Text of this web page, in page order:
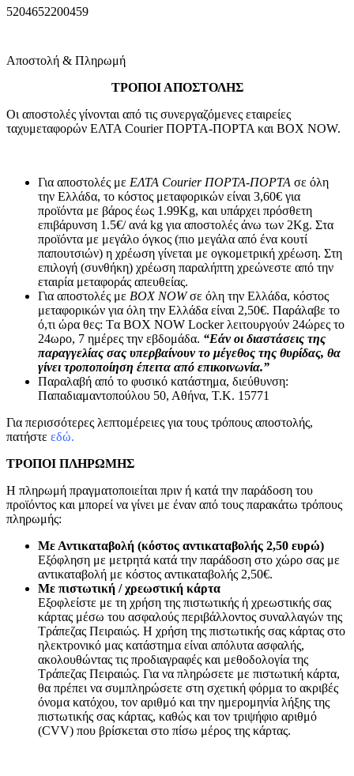
5204652200459
Αποστολή & Πληρωμή
ΤΡΟΠΟΙ ΑΠΟΣΤΟΛΗΣ
Οι αποστολές γίνονται από τις συνεργαζόμενες εταιρείες
ταχυμεταφορών ΕΛΤΑ Courier ΠΟΡΤΑ-ΠΟΡΤΑ και BOX NOW.
Για αποστολές με ΕΛΤΑ Courier ΠΟΡΤΑ-ΠΟΡΤΑ σε όλη
την Ελλάδα, το κόστος μεταφορικών είναι 3,60€ για
προϊόντα με βάρος έως 1.99Kg, και υπάρχει πρόσθετη
επιβάρυνση 1.5€/ ανά kg για αποστολές άνω των 2Κg. Στα
προϊόντα με μεγάλο όγκος (πιο μεγάλα από ένα κουτί
παπουτσιών) η χρέωση γίνεται με ογκομετρική χρέωση. Στη
επιλογή (συνθήκη) χρέωση παραλήπτη χρεώνεστε από την
εταιρία μεταφοράς απευθείας.
Για αποστολές με BOX NOWσε όλη την Ελλάδα, κόστος
μεταφορικών για όλη την Ελλάδα είναι 2,50€. Παράλαβε το
ό,τι ώρα θες: Tα ΒΟΧ ΝΟW Locker λειτουργούν 24ώρες το
24ωρο, 7 ημέρες την εβδομάδα. “Εάν οι διαστάσεις της
παραγγελίας σας υπερβαίνουν το μέγεθος της θυρίδας, θα
γίνει τροποποίηση έπειτα από επικοινωνία.”
Παραλαβή από το φυσικό κατάστημα, διεύθυνση:
Παπαδιαμαντοπούλου 50, Αθήνα, Τ.Κ. 15771
Για περισσότερες λεπτομέρειες για τους τρόπους αποστολής,
πατήστε εδώ.
ΤΡΟΠΟΙ ΠΛΗΡΩΜΗΣ
Η πληρωμή πραγματοποιείται πριν ή κατά την παράδοση του
προϊόντος και μπορεί να γίνει με έναν από τους παρακάτω τρόπους
πληρωμής:
Με Αντικαταβολή (κόστος αντικαταβολής 2,50 ευρώ)
Εξόφληση με μετρητά κατά την παράδοση στο χώρο σας με
αντικαταβολή με κόστος αντικαταβολής 2,50€.
Με πιστωτική / χρεωστική κάρτα
Εξοφλείστε με τη χρήση της πιστωτικής ή χρεωστικής σας
κάρτας μέσω του ασφαλούς περιβάλλοντος συναλλαγών της
Τράπεζας Πειραιώς. Η χρήση της πιστωτικής σας κάρτας στο
ηλεκτρονικό μας κατάστημα είναι απόλυτα ασφαλής,
ακολουθώντας τις προδιαγραφές και μεθοδολογία της
Τράπεζας Πειραιώς. Για να πληρώσετε με πιστωτική κάρτα,
θα πρέπει να συμπληρώσετε στη σχετική φόρμα το ακριβές
όνομα κατόχου, τον αριθμό και την ημερομηνία λήξης της
πιστωτικής σας κάρτας, καθώς και τον τριψήφιο αριθμό
(CVV) που βρίσκεται στο πίσω μέρος της κάρτας.